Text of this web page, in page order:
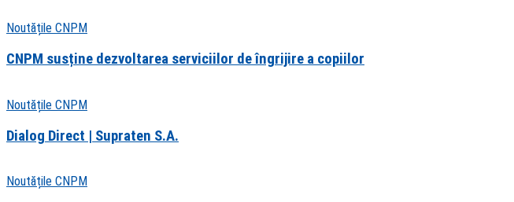
Noutățile CNPM
CNPM susține dezvoltarea serviciilor de îngrijire a copiilor
Noutățile CNPM
Dialog Direct | Supraten S.A.
Noutățile CNPM